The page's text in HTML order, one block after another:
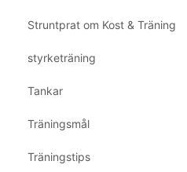
Struntprat om Kost & Träning
styrketräning
Tankar
Träningsmål
Träningstips